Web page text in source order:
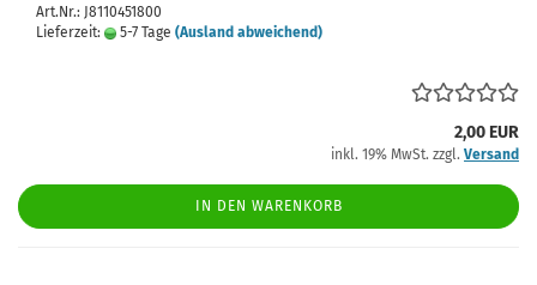
Art.Nr.: J8110451800
Lieferzeit:
5-7 Tage (Ausland abweichend)
2,00 EUR
inkl. 19% MwSt. zzgl. Versand
IN DEN WARENKORB